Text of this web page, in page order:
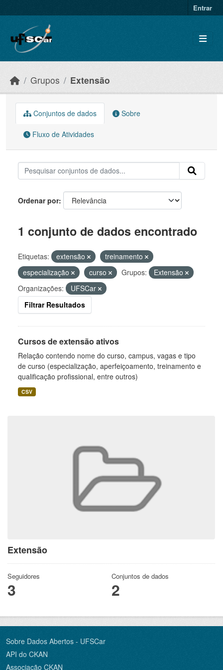
Entrar
Grupos Extensão
Extensão
Seguidores
3
Conjuntos de dados
2
Conjuntos de dados Sobre
Fluxo de Atividades
Ordenar por
1 conjunto de dados encontrado
Etiquetas: extensão
treinamento
especialização
curso Grupos:
Extensão
Organizações:
UFSCar
Filtrar Resultados
Cursos de extensão ativos
Relação contendo nome do curso, campus, vagas e tipo
de curso (especialização, aperfeiçoamento, treinamento e
qualificação profissional, entre outros)
CSV
Sobre Dados Abertos - UFSCar
API do CKAN
Associação CKAN